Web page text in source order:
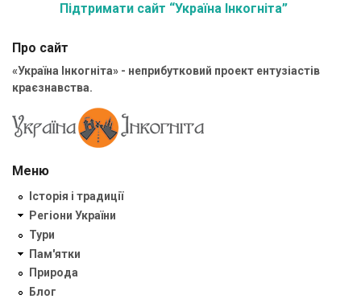
Підтримати сайт “Україна Інкогніта”
Про сайт
«Україна Інкогніта» - неприбутковий проект ентузіастів
краєзнавства.
Меню
Історія і традиції
Регіони України
Тури
Пам'ятки
Природа
Блог